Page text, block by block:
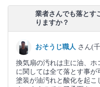
業者さんでも落とす
りますか？
おそうじ職人 さん(
換気扇の汚れは主に油、
に関しては全て落とす事が
塗装が油汚れと酸化を起こ